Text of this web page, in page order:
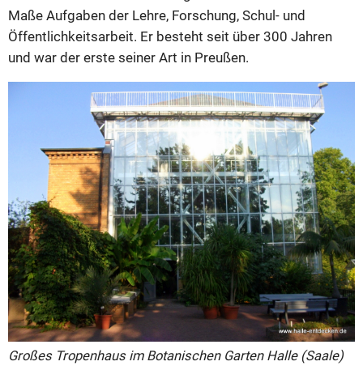
Maße Aufgaben der Lehre, Forschung, Schul- und
Öffentlichkeitsarbeit. Er besteht seit über 300 Jahren
und war der erste seiner Art in Preußen.
Großes Tropenhaus im Botanischen Garten Halle (Saale)